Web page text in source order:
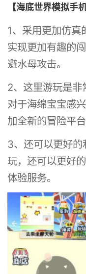
【海底世界模拟手
1、采用更加仿真
实现更加有趣的
避水母攻击。
2、这里游玩是非
对于海绵宝宝感
加全新的冒险平台
3、还可以更好
玩，还可以更好
体验服务。